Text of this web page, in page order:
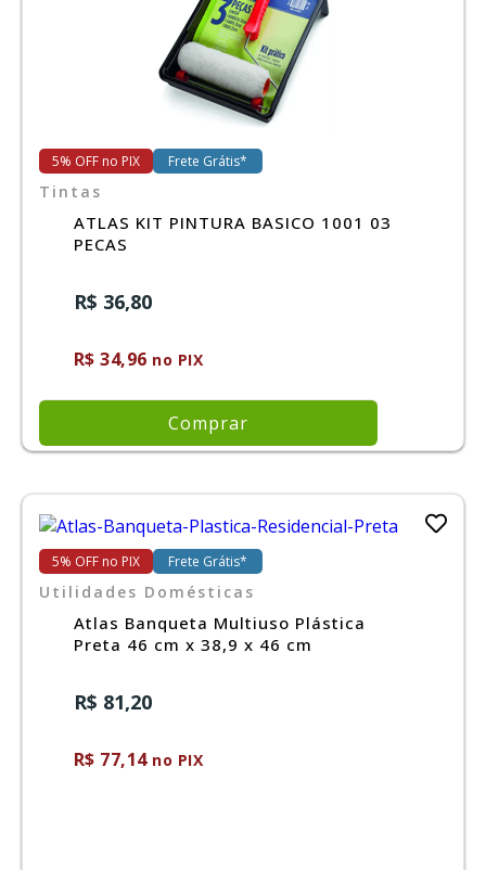
5% OFF no PIX Frete Grátis*
Tintas
ATLAS KIT PINTURA BASICO 1001 03
PECAS
R$ 36,80
R$ 34,96 no PIX
Comprar
5% OFF no PIX Frete Grátis*
Utilidades Domésticas
Atlas Banqueta Multiuso Plástica
Preta 46 cm x 38,9 x 46 cm
R$ 81,20
R$ 77,14no PIX